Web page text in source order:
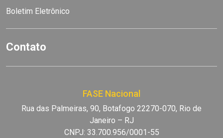
Boletim Eletrônico
Contato
FASE Nacional
Rua das Palmeiras, 90, Botafogo 22270-070, Rio de
Janeiro – RJ
CNPJ: 33.700.956/0001-55